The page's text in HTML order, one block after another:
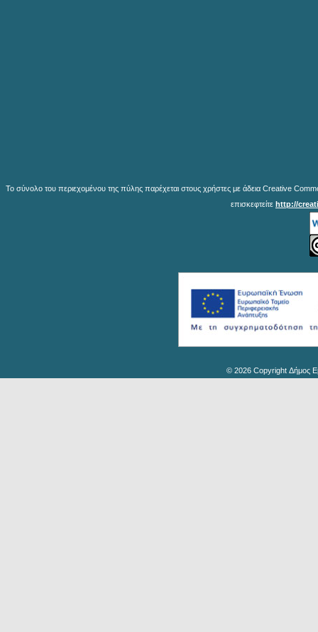
Το σύνολο του περιεχομένου της πύλης παρέχεται στους χρήστες με άδεια Creative
επισκεφτείτε http://
© 2026 Copyright Δήμος